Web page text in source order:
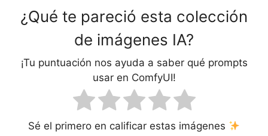
¿Qué te pareció esta colección
de imágenes IA?
¡Tu puntuación nos ayuda a saber qué prompts
usar en ComfyUI!
Sé el primero en calificar estas imágenes